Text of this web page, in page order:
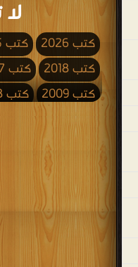
كتب 2026 كتب 2025
كتب 2018
كتب 2017
كتب 2009
كتب 2008
كتب 2001
كتب 1974
كتب 1965